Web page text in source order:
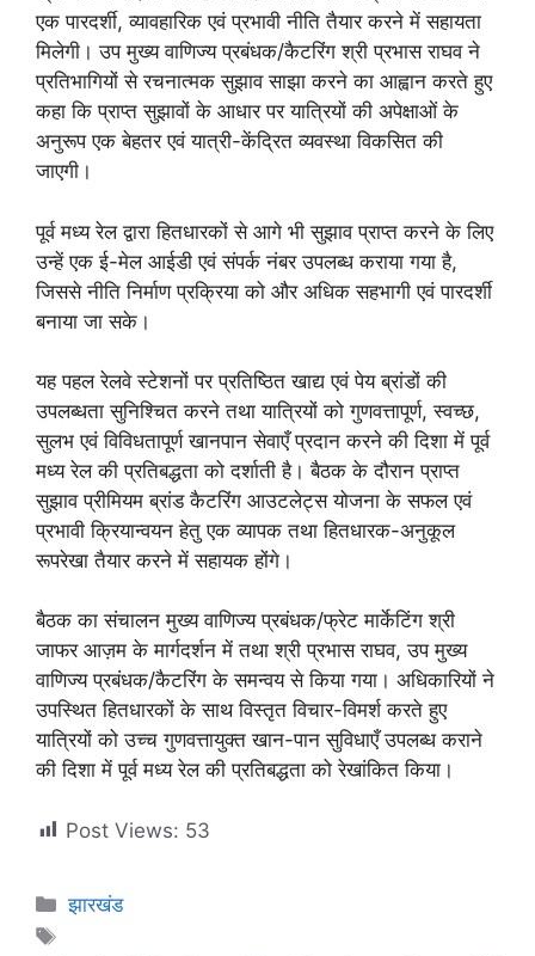
एक पारदर्शी, व्यावहारिक एवं प्रभावी नीति तैयार करने में सहायता
मिलेगी। उप मुख्य वाणिज्य प्रबंधक/कैटरिंग श्री प्रभास राघव ने
प्रतिभागियों से रचनात्मक सुझाव साझा करने का आह्वान करते हुए
कहा कि प्राप्त सुझावों के आधार पर यात्रियों की अपेक्षाओं के
अनुरूप एक बेहतर एवं यात्री-केंद्रित व्यवस्था विकसित की
जाएगी।
पूर्व मध्य रेल द्वारा हितधारकों से आगे भी सुझाव प्राप्त करने के लिए
उन्हें एक ई-मेल आईडी एवं संपर्क नंबर उपलब्ध कराया गया है,
जिससे नीति निर्माण प्रक्रिया को और अधिक सहभागी एवं पारदर्शी
बनाया जा सके।
यह पहल रेलवे स्टेशनों पर प्रतिष्ठित खाद्य एवं पेय ब्रांडों की
उपलब्धता सुनिश्चित करने तथा यात्रियों को गुणवत्तापूर्ण, स्वच्छ,
सुलभ एवं विविधतापूर्ण खानपान सेवाएँ प्रदान करने की दिशा में पूर्व
मध्य रेल की प्रतिबद्धता को दर्शाती है। बैठक के दौरान प्राप्त
सुझाव प्रीमियम ब्रांड कैटरिंग आउटलेट्स योजना के सफल एवं
प्रभावी क्रियान्वयन हेतु एक व्यापक तथा हितधारक-अनुकूल
रूपरेखा तैयार करने में सहायक होंगे।
बैठक का संचालन मुख्य वाणिज्य प्रबंधक/फ्रेट मार्केटिंग श्री
जाफर आज़म के मार्गदर्शन में तथा श्री प्रभास राघव, उप मुख्य
वाणिज्य प्रबंधक/कैटरिंग के समन्वय से किया गया। अधिकारियों ने
उपस्थित हितधारकों के साथ विस्तृत विचार-विमर्श करते हुए
यात्रियों को उच्च गुणवत्तायुक्त खान-पान सुविधाएँ उपलब्ध कराने
की दिशा में पूर्व मध्य रेल की प्रतिबद्धता को रेखांकित किया।
Post Views: 53
झारखंड